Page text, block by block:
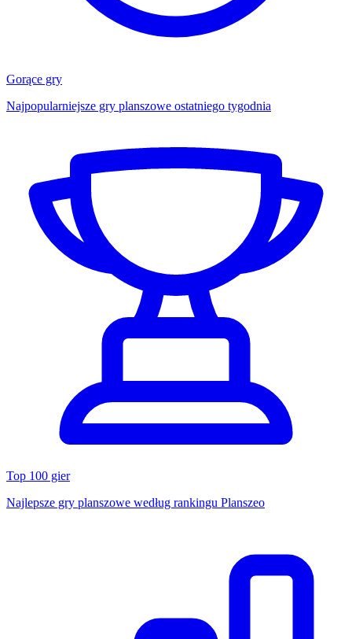
Gorące gry
Najpopularniejsze gry planszowe ostatniego tygodnia
Top 100 gier
Najlepsze gry planszowe według rankingu Planszeo